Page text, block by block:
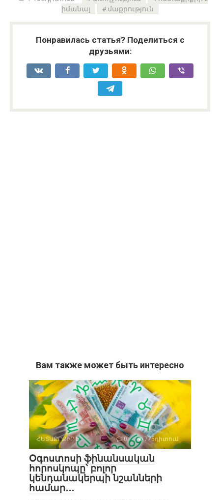
իմանալ
մաքրություն
Понравилась статья? Поделиться с
друзьями:
Вам также может быть интересно
ՀԵՏԱՔՐՔԻՐ Է 0 775դիտում
Օգոստոսի ֆինանսական
հորոսկոպը՝ բոլոր
կենդանակերպի նշանների
համար․․․